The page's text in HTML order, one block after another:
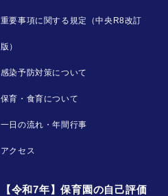
重要事項に関する規定（中央R8改訂
版）
感染予防対策について
保育・食育について
一日の流れ・年間行事
アクセス
【令和7年】保育園の自己評価